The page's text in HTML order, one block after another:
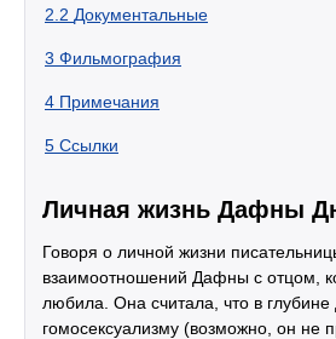
2.2 Документальные
3 Фильмография
4 Примечания
5 Ссылки
Личная жизнь Дафны
Говоря о личной жизни
взаимоотношений Дафны с отцом,
любила. Она считала, что в
гомосексуализму (возможно, он не